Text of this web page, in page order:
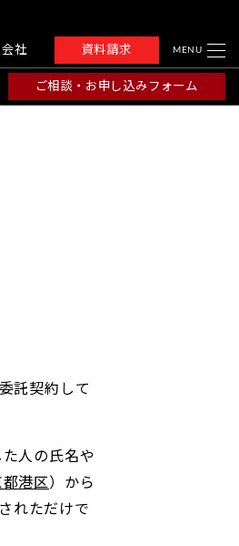
社 資料請求 MENU
ご相談・お申し込みフォーム
託契約して
人の氏名や
都港区 ）から
れただけで